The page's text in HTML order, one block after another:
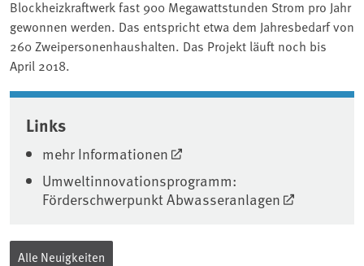
Blockheizkraftwerk fast 900 Megawattstunden Strom pro Jahr
gewonnen werden. Das entspricht etwa dem Jahresbedarf von
260 Zweipersonenhaushalten. Das Projekt läuft noch bis
April 2018.
Associated content
Links
mehr Informationen
Umweltinnovationsprogramm:
Förderschwerpunkt Abwasseranlagen
Alle Neuigkeiten